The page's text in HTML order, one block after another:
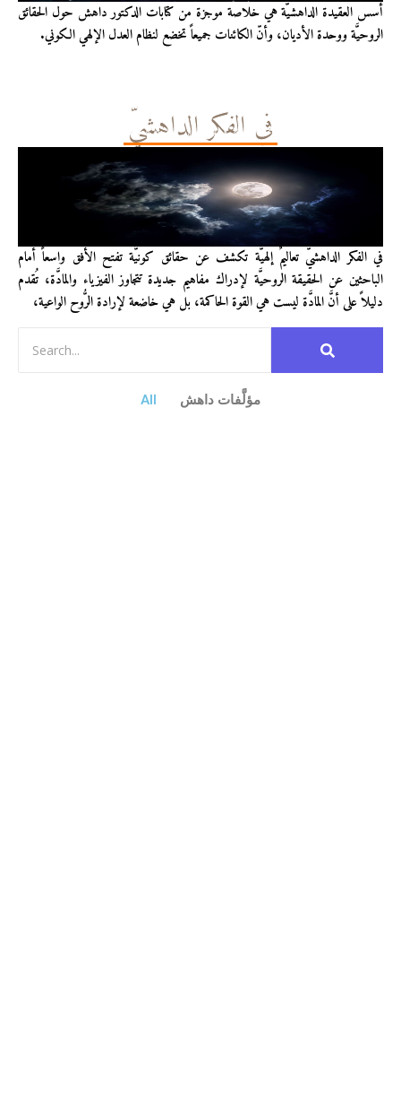
أُسس العقيدة الداهشيّة هي خلاصة موجزة من كتابات الدكتور داهش حول الحقائق
الروحيَّة ووحدة الأديان، وأنّ الكائنات جميعاً تخضع لنظام العدل الإلهي الكوني.
في الفكر الداهشيّ
في الفكر الداهشيّ تعاليمٌ إلهيَّة تكشف عن حقائق كونيَّة تفتح الأفق واسعاً أمام
الباحثين عن الحقيقة الروحيَّة لإدراك مفاهيم جديدة تتجاوز الفيزياء والمادَّة، تُقدم
دليلاً على أنَّ المادَّة ليست هي القوة الحاكمة، بل هي خاضعة لإرادة الرُّوح الواعية،
All مؤلَّفات داهش